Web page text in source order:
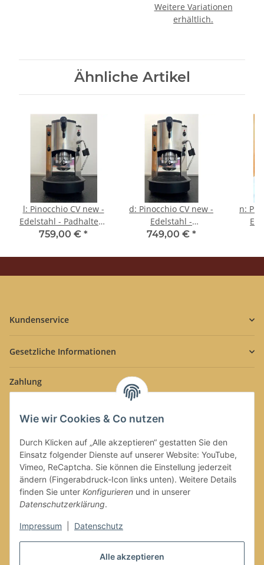
Alle akzeptieren
Wie wir Cookies & Co nutzen
Durch Klicken auf „Alle akzeptieren“ gestatten Sie den
Einsatz folgender Dienste auf unserer Website: YouTube,
Vimeo, ReCaptcha. Sie können die Einstellung jederzeit
ändern (Fingerabdruck-Icon links unten). Weitere Details
finden Sie unter Konfigurieren und in unserer
Datenschutzerklärung.
Impressum Datenschutz
Weitere Variationen
erhältlich.
Ähnliche Artikel
l: Pinocchio CV new -
Edelstahl - Padhalter -
Tassengestell aus
Dampf
759,00 € *
d: Pinocchio CV new -
Edelstahl -
Tassengestell aus
Spinel
749,00 € *
n:
Kundenservice
Gesetzliche Informationen
Zahlung
Versand
Vertrag widerrufen